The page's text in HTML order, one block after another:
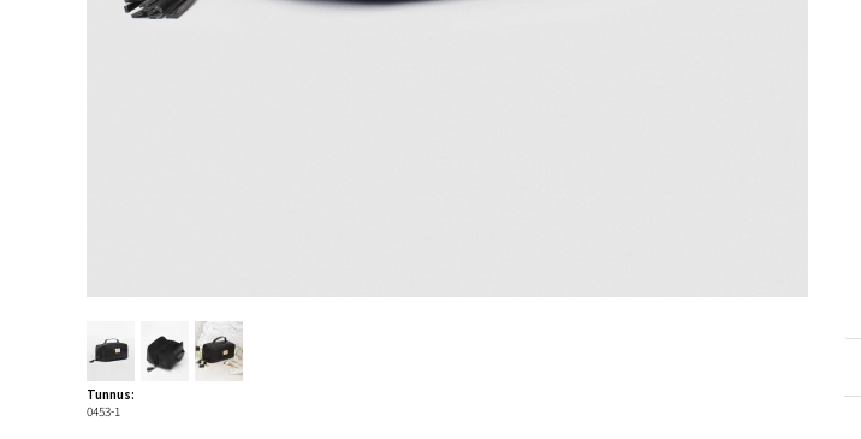
Tunnus:
0453-1